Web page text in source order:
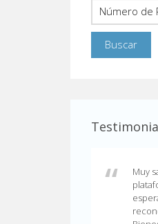
Muy